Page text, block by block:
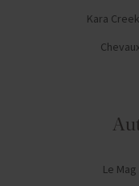
Kara
Le